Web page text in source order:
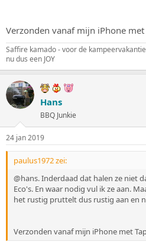
Verzonden vanaf mijn iPhone met
Saffire kamado - voor de
nu dus een JOY
Hans
BBQ Junkie
24 jan 2019
paulus1972 zei:
@hans. Inderdaad dat halen ze niet
Eco's. En waar nodig vul ik ze aan.
het rustig pruttelt dus rustig aan en
Verzonden vanaf mijn iPhone met